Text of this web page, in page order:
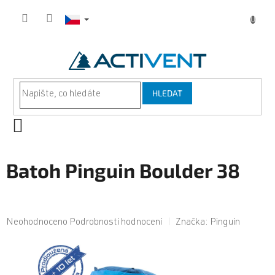
HLEDAT
Batoh Pinguin Boulder 38
Průměrné
produktu
Neohodnoceno Podrobnosti hodnocení Značka: Pinguin